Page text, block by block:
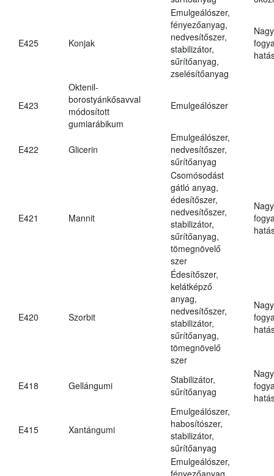
E425 Konjak
Emulgeálószer,
fényezőanyag,
nedvesítőszer,
stabilizátor,
sűrítőanyag,
zselésítőanyag
E423
Oktenil-
borostyánkősavval
módosított
gumiarábikum
Emulgeálószer
E422 Glicerin
Emulgeálószer,
nedvesítőszer,
sűrítőanyag
E421 Mannit
Csomósodást
gátló anyag,
édesítőszer,
nedvesítőszer,
stabilizátor,
sűrítőanyag,
tömegnövelő
szer
E420 Szorbit
Édesítőszer,
kelátképző
anyag,
nedvesítőszer,
stabilizátor,
sűrítőanyag,
tömegnövelő
szer
E418 Gellángumi
Stabilizátor,
sűrítőanyag
E415 Xantángumi
Emulgeálószer,
habosítószer,
stabilizátor,
sűrítőanyag
Emulgeálószer,
fényezőanyag,